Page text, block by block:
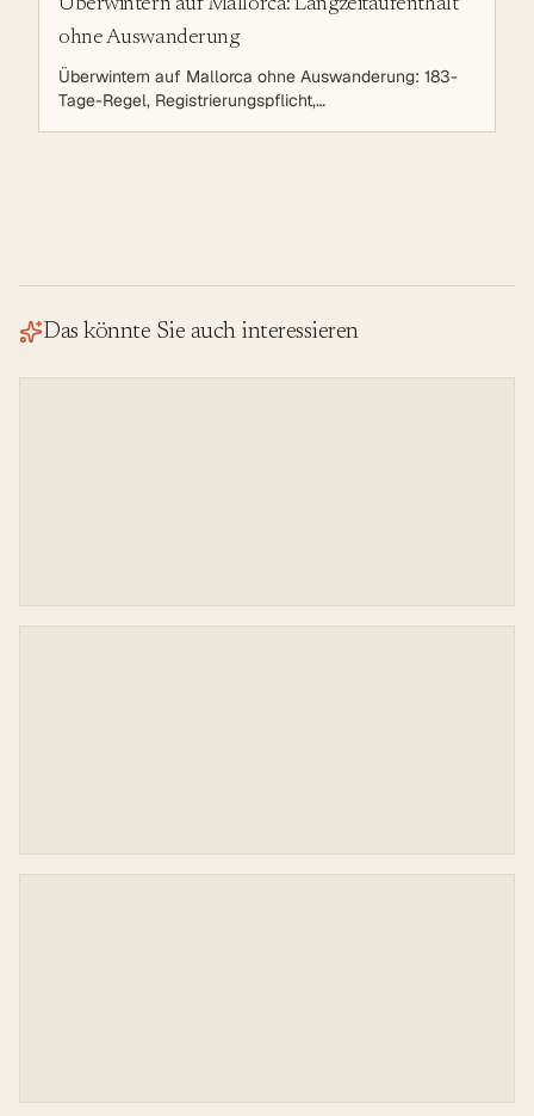
Überwintern auf Mallorca: Langzeitaufenthalt
ohne Auswanderung
Überwintern auf Mallorca ohne Auswanderung: 183-
Tage-Regel, Registrierungspflicht,
Das könnte Sie auch interessieren